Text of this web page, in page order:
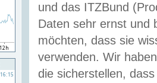
und das ITZBund
Daten sehr ernst und
möchten, dass sie
verwenden. Wir
die sicherstellen,